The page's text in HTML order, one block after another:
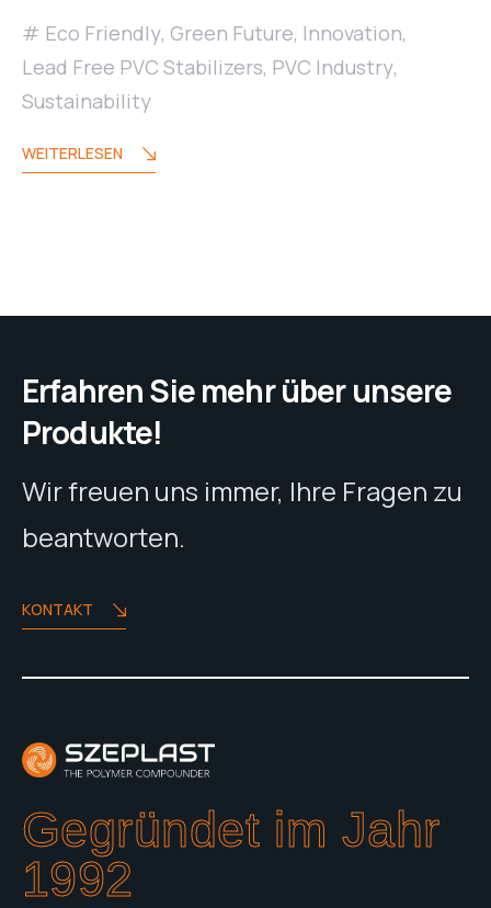
Eco Friendly, Green Future, Innovation,
Lead Free PVC Stabilizers, PVC Industry,
Sustainability
WEITERLESEN
Erfahren Sie mehr über unsere
Produkte!
Wir freuen uns immer, Ihre Fragen zu
beantworten.
KONTAKT
Gegründet im Jahr
1992